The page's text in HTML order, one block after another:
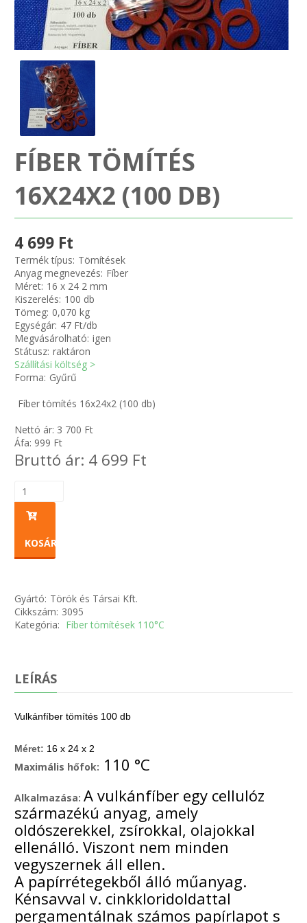
SZEMÉLY GÉPJÁRMŰ TÖMÍTÉS
KOMPRESSZOR-SZIVATTYÚ TÖMÍTÉS
RÉZ-ALUMÍNIUM ALÁTÉTEK LÁGYÍTVA
HOSCH IPARI RAGASZTÓ
O-GYŰRŰ
SIMÍTÓZÁRAS TASAK
TÖMLŐBILINCS
Adatkezelés
FÍBER TÖMÍTÉS
16X24X2 (100 DB)
4 699 Ft
Termék típus: Tömítések
Anyag megnevezés: Fíber
Méret: 16 x 24 2 mm
Kiszerelés: 100 db
Tömeg: 0,070 kg
Egységár: 47 Ft/db
Megvásárolható: igen
Státusz: raktáron
Szállítási költség >
Forma: Gyűrű
Fíber tömítés 16x24x2 (100 db)
Nettó ár: 3 700 Ft
Áfa: 999 Ft
Bruttó ár: 4 699 Ft
KOSÁRBA
Gyártó: Török és Társai Kft.
Cikkszám: 3095
Kategória: Fíber tömítések 110°C
LEÍRÁS
Vulkánfíber tömítés 100 db
Méret: 16 x 24 x 2
Maximális hőfok: 110 °C
Alkalmazása:A vulkánfíber egy cellulóz
származékú anyag, amely
oldószerekkel, zsírokkal, olajokkal
ellenálló. Viszont nem minden
vegyszernek áll ellen.
A papírrétegekből álló műanyag.
Kénsavval v. cinkkloridoldattal
pergamentálnak számos papírlapot s